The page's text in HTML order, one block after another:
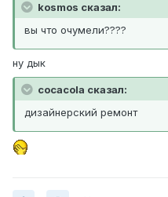
kosmos сказал:
вы что очумели????
ну дык
cocacola сказал:
дизайнерский ремонт